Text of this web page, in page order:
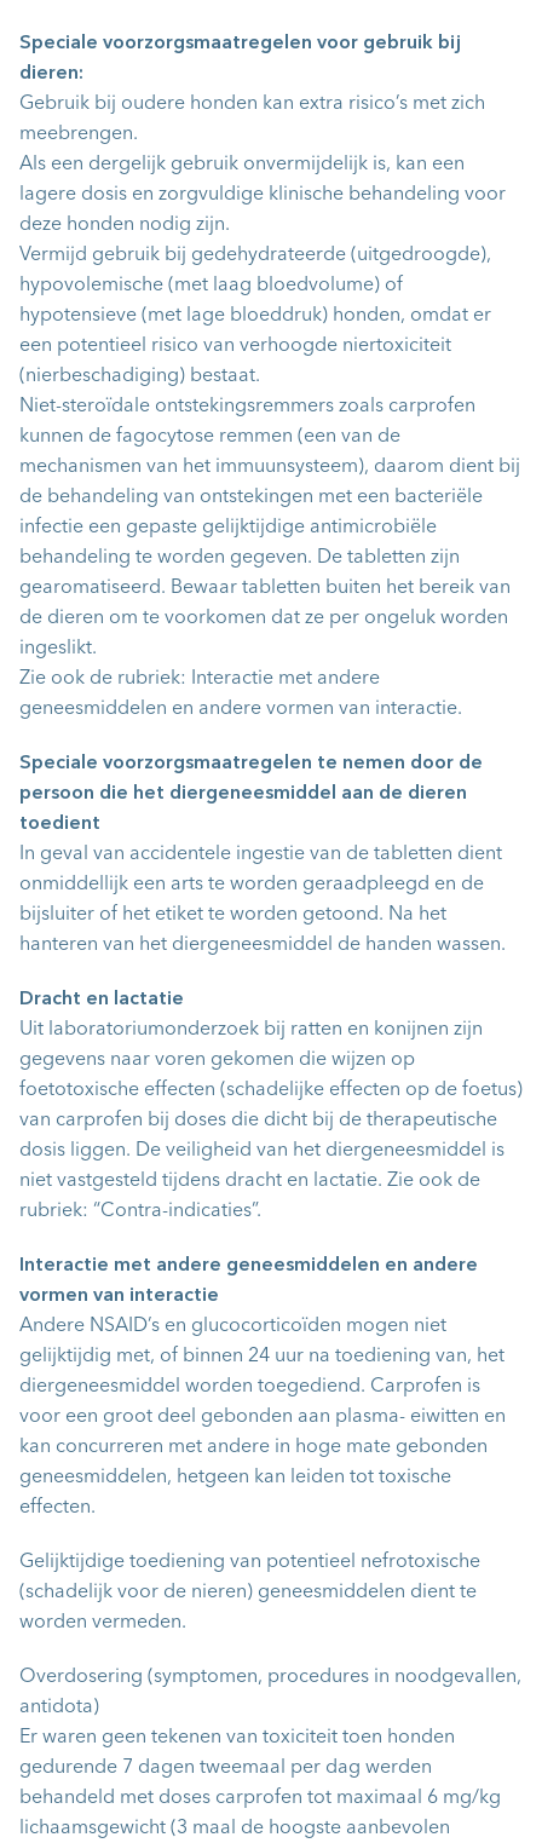
Speciale voorzorgsmaatregelen voor gebruik bij
dieren:
Gebruik bij oudere honden kan extra risico’s met zich
meebrengen.
Als een dergelijk gebruik onvermijdelijk is, kan een
lagere dosis en zorgvuldige klinische behandeling voor
deze honden nodig zijn.
Vermijd gebruik bij gedehydrateerde (uitgedroogde),
hypovolemische (met laag bloedvolume) of
hypotensieve (met lage bloeddruk) honden, omdat er
een potentieel risico van verhoogde niertoxiciteit
(nierbeschadiging) bestaat.
Niet-steroïdale ontstekingsremmers zoals carprofen
kunnen de fagocytose remmen (een van de
mechanismen van het immuunsysteem), daarom dient bij
de behandeling van ontstekingen met een bacteriële
infectie een gepaste gelijktijdige antimicrobiële
behandeling te worden gegeven. De tabletten zijn
gearomatiseerd. Bewaar tabletten buiten het bereik van
de dieren om te voorkomen dat ze per ongeluk worden
ingeslikt.
Zie ook de rubriek: Interactie met andere
geneesmiddelen en andere vormen van interactie.
Speciale voorzorgsmaatregelen te nemen door de
persoon die het diergeneesmiddel aan de dieren
toedient
In geval van accidentele ingestie van de tabletten dient
onmiddellijk een arts te worden geraadpleegd en de
bijsluiter of het etiket te worden getoond. Na het
hanteren van het diergeneesmiddel de handen wassen.
Dracht en lactatie
Uit laboratoriumonderzoek bij ratten en konijnen zijn
gegevens naar voren gekomen die wijzen op
foetotoxische effecten (schadelijke effecten op de foetus)
van carprofen bij doses die dicht bij de therapeutische
dosis liggen. De veiligheid van het diergeneesmiddel is
niet vastgesteld tijdens dracht en lactatie. Zie ook de
rubriek: “Contra-indicaties”.
Interactie met andere geneesmiddelen en andere
vormen van interactie
Andere NSAID’s en glucocorticoïden mogen niet
gelijktijdig met, of binnen 24 uur na toediening van, het
diergeneesmiddel worden toegediend. Carprofen is
voor een groot deel gebonden aan plasma- eiwitten en
kan concurreren met andere in hoge mate gebonden
geneesmiddelen, hetgeen kan leiden tot toxische
effecten.
Gelijktijdige toediening van potentieel nefrotoxische
(schadelijk voor de nieren) geneesmiddelen dient te
worden vermeden.
Overdosering (symptomen, procedures in noodgevallen,
antidota)
Er waren geen tekenen van toxiciteit toen honden
gedurende 7 dagen tweemaal per dag werden
behandeld met doses carprofen tot maximaal 6 mg/kg
lichaamsgewicht (3 maal de hoogste aanbevolen